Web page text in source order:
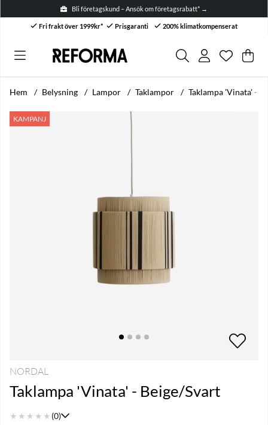
Bli företagskund – Ansök om företagsrabatt* →
Fri frakt över 1999kr* Prisgaranti 200% klimatkompenserat
Antal i
. .
Hem Belysning Lampor Taklampor Taklampa 'Vinata' -
KAMPANJ
Produktbilder Taklampa 'Vinata' - Beige/Svart
NORDAL
Taklampa 'Vinata' - Beige/Svart
★ ★ ★ ★ ★ (0)